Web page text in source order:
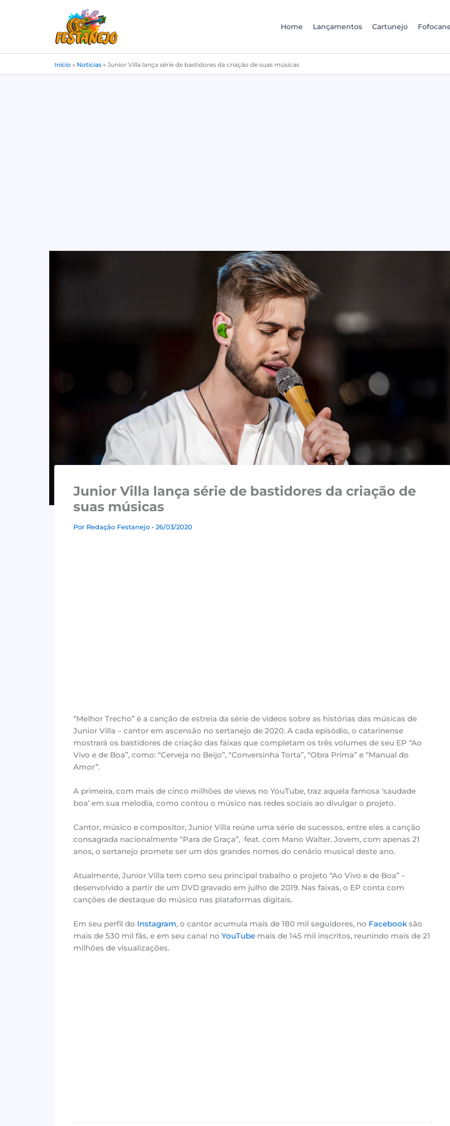
Home Lançamentos Cartunejo
Início » Notícias » Junior Villa lança série de bastidores da criação de suas músicas
Junior Villa lança série de bastidores da criação de
suas músicas
Por Redação Festanejo • 26/03/2020
“Melhor Trecho” é a canção de estreia da série de vídeos sobre as histórias das músicas de
Junior Villa – cantor em ascensão no sertanejo de 2020. A cada episódio, o catarinense
mostrará os bastidores de criação das faixas que completam os três volumes de seu EP “Ao
Vivo e de Boa”, como: “Cerveja no Beijo”, “Conversinha Torta”, “Obra Prima” e “Manual do
Amor”.
A primeira, com mais de cinco milhões de views no YouTube, traz aquela famosa ‘saudade
boa’ em sua melodia, como contou o músico nas redes sociais ao divulgar o projeto.
Cantor, músico e compositor, Junior Villa reúne uma série de sucessos, entre eles a canção
consagrada nacionalmente “Para de Graça”, feat. com Mano Walter. Jovem, com apenas 21
anos, o sertanejo promete ser um dos grandes nomes do cenário musical deste ano.
Atualmente, Junior Villa tem como seu principal trabalho o projeto “Ao Vivo e de Boa” –
desenvolvido a partir de um DVD gravado em julho de 2019. Nas faixas, o EP conta com
canções de destaque do músico nas plataformas digitais.
Em seu perfil do Instagram, o cantor acumula mais de 180 mil seguidores, no Facebook são
mais de 530 mil fãs, e em seu canal no YouTube mais de 145 mil inscritos, reunindo mais de 21
milhões de visualizações.